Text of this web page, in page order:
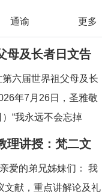
更多
通谕
母及长者日文告
六届世界祖父母及长
年7月26日，圣雅敬
“我永远不会忘掉
依四十九 15）亲爱的
永远都不会忘掉我们任
理讲授：梵二文
爱的弟兄姊妹们： 我
文献，重点讲解论及礼